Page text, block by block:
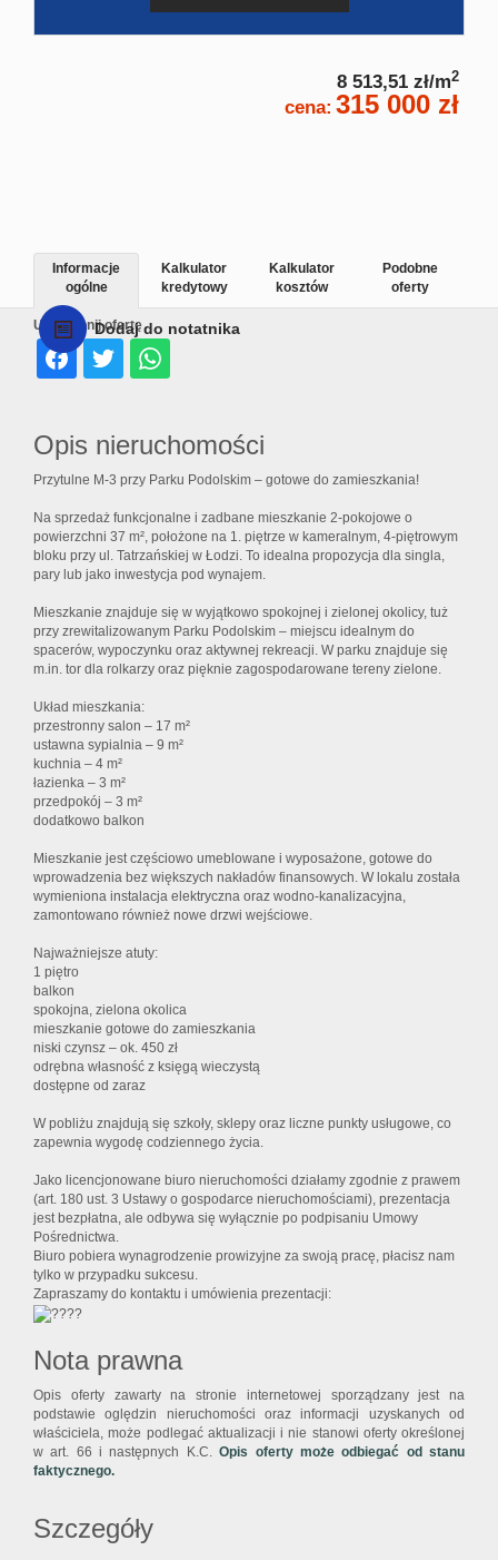
8 513,51 zł/m2
cena: 315 000 zł
Dodaj do notatnika
Udostępnij ofertę
Informacje
ogólne
Kalkulator
kredytowy
Kalkulator
kosztów
Podobne
oferty
Opis nieruchomości
Przytulne M-3 przy Parku Podolskim – gotowe do zamieszkania!
Na sprzedaż funkcjonalne i zadbane mieszkanie 2-pokojowe o
powierzchni 37 m², położone na 1. piętrze w kameralnym, 4-piętrowym
bloku przy ul. Tatrzańskiej w Łodzi. To idealna propozycja dla singla,
pary lub jako inwestycja pod wynajem.
Mieszkanie znajduje się w wyjątkowo spokojnej i zielonej okolicy, tuż
przy zrewitalizowanym Parku Podolskim – miejscu idealnym do
spacerów, wypoczynku oraz aktywnej rekreacji. W parku znajduje się
m.in. tor dla rolkarzy oraz pięknie zagospodarowane tereny zielone.
Układ mieszkania:
przestronny salon – 17 m²
ustawna sypialnia – 9 m²
kuchnia – 4 m²
łazienka – 3 m²
przedpokój – 3 m²
dodatkowo balkon
Mieszkanie jest częściowo umeblowane i wyposażone, gotowe do
wprowadzenia bez większych nakładów finansowych. W lokalu została
wymieniona instalacja elektryczna oraz wodno-kanalizacyjna,
zamontowano również nowe drzwi wejściowe.
Najważniejsze atuty:
1 piętro
balkon
spokojna, zielona okolica
mieszkanie gotowe do zamieszkania
niski czynsz – ok. 450 zł
odrębna własność z księgą wieczystą
dostępne od zaraz
W pobliżu znajdują się szkoły, sklepy oraz liczne punkty usługowe, co
zapewnia wygodę codziennego życia.
Jako licencjonowane biuro nieruchomości działamy zgodnie z prawem
(art. 180 ust. 3 Ustawy o gospodarce nieruchomościami), prezentacja
jest bezpłatna, ale odbywa się wyłącznie po podpisaniu Umowy
Pośrednictwa.
Biuro pobiera wynagrodzenie prowizyjne za swoją pracę, płacisz nam
tylko w przypadku sukcesu.
Zapraszamy do kontaktu i umówienia prezentacji:
Nota prawna
Opis oferty zawarty na stronie internetowej sporządzany jest na
podstawie oględzin nieruchomości oraz informacji uzyskanych od
właściciela, może podlegać aktualizacji i nie stanowi oferty określonej
w art. 66 i następnych K.C.Opis oferty może odbiegać od stanu
faktycznego.
Szczegóły